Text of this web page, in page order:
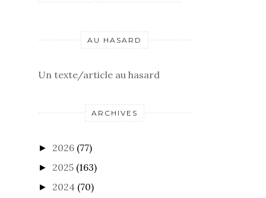
AU HASARD
Un texte/article au hasard
ARCHIVES
► 2026 (77)
► 2025 (163)
► 2024 (70)